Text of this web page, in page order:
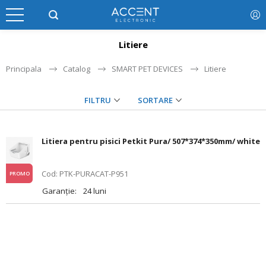
Litiere
Principala Catalog SMART PET DEVICES Litiere
FILTRU SORTARE
PROMO
Litiera pentru pisici Petkit Pura/ 507*374*350mm/ white
Cod: PTK-PURACAT-P951
Garanție:
24 luni